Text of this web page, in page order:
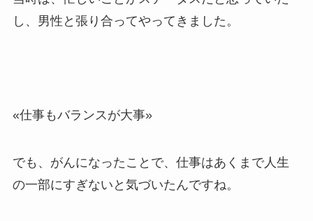
し、男性と張り合ってやってきました。
«仕事もバランスが大事»
でも、がんになったことで、仕事はあくまで人生
の一部にすぎないと気づいたんですね。